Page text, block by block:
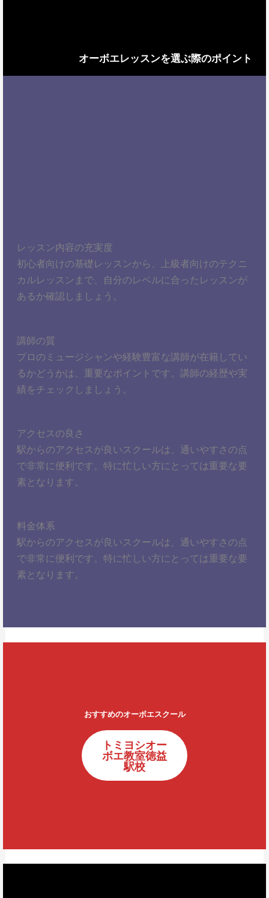
オーボエレッスンを選ぶ際のポイント
レッスン内容の充実度
初心者向けの基礎レッスンから、上級者向けのテクニ
カルレッスンまで、自分のレベルに合ったレッスンが
あるか確認しましょう。
講師の質
プロのミュージシャンや経験豊富な講師が在籍してい
るかどうかは、重要なポイントです。講師の経歴や実
績をチェックしましょう。
アクセスの良さ
駅からのアクセスが良いスクールは、通いやすさの点
で非常に便利です。特に忙しい方にとっては重要な要
素となります。
料金体系
駅からのアクセスが良いスクールは、通いやすさの点
で非常に便利です。特に忙しい方にとっては重要な要
素となります。
おすすめのオーボエスクール
トミヨシオー
ボエ教室徳益
駅校